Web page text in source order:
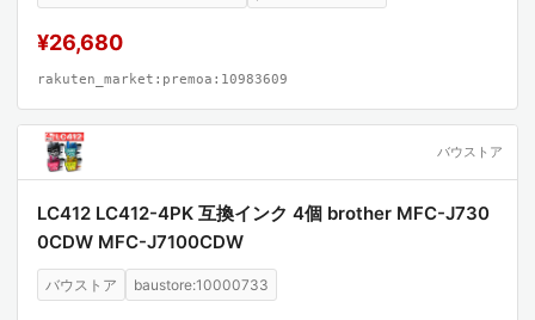
¥26,680
rakuten_market:premoa:10983609
バウストア
LC412 LC412-4PK 互換インク 4個 brother MFC-J730
0CDW MFC-J7100CDW
バウストア baustore:10000733